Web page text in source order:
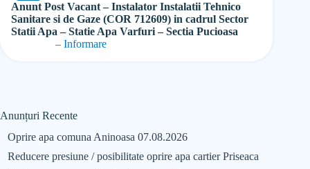
Anunt Post Vacant – Instalator Instalatii Tehnico
Sanitare si de Gaze (COR 712609) in cadrul Sector
Statii Apa – Statie Apa Varfuri – Sectia Pucioasa
– Informare
Anunțuri Recente
Oprire apa comuna Aninoasa 07.08.2026
Reducere presiune / posibilitate oprire apa cartier Priseaca